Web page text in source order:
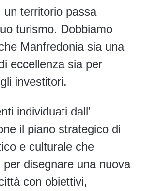
un territorio passa
turismo. Dobbiamo
Manfredonia sia una
eccellenza sia per
investitori.
individuati dall’
il piano strategico di
e culturale che
disegnare una nuova
con obiettivi,